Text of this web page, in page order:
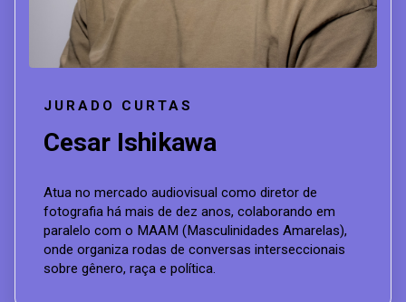
JURADO CURTAS
Cesar Ishikawa
Atua no mercado audiovisual como diretor de
fotografia há mais de dez anos, colaborando em
paralelo com o MAAM (Masculinidades Amarelas),
onde organiza rodas de conversas interseccionais
sobre gênero, raça e política.